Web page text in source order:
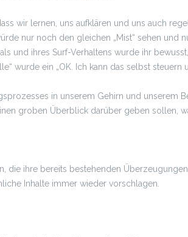
wir lernen, uns aufklären und uns auch
nur noch den gleichen „Mist“ sehen und
und ihres Surf-Verhaltens wurde ihr
wurde ein „OK. Ich kann das selbst steuern
in unserem Gehirn und unserem
groben Überblick darüber geben sollen,
ihre bereits bestehenden
Inhalte immer wieder vorschlagen.